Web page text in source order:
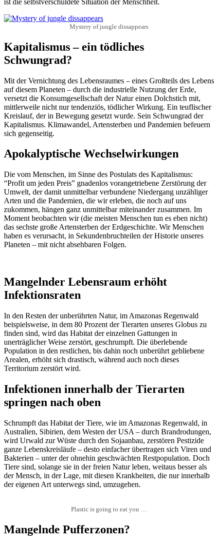
Mystery of jungle dissappears
Kapitalismus – ein tödliches
Schwungrad?
Mit der Vernichtung des Lebensraumes – eines Großteils des Lebens
auf diesem Planeten – durch die industrielle Nutzung der Erde,
versetzt die Konsumgesellschaft der Natur einen Dolchstich mit,
mittlerweile nicht nur tendenziös, tödlicher Wirkung. Ein teuflischer
Kreislauf, der in Bewegung gesetzt wurde. Sein Schwungrad der
Kapitalismus. Klimawandel, Artensterben und Pandemien befeuern
sich gegenseitig.
Apokalyptische Wechselwirkungen
Die vom Menschen, im Sinne des Postulats des Kapitalismus:
“Profit um jeden Preis” gnadenlos vorangetriebene Zerstörung der
Umwelt, der damit unmittelbar verbundene Niedergang unzähliger
Arten und die Pandemien, die wir erleben, die noch auf uns
zukommen, hängen ganz unmittelbar miteinander zusammen. Im
Moment beobachten wir (die meisten Menschen tun es eben nicht)
das sechste große Artensterben der Erdgeschichte. Wir Menschen
haben es verursacht, in Sekundenbruchteilen der Historie unseres
Planeten – mit nicht absehbaren Folgen.
Mangelnder Lebensraum erhöht
Infektionsraten
In den Resten der unberührten Natur, im Amazonas Regenwald
beispielsweise, in dem 80 Prozent der Tierarten unseres Globus zu
finden sind, wird das Habitat der einzelnen Gattungen in
unerträglicher Weise zerstört, geschrumpft. Die überlebende
Population in den restlichen, bis dahin noch unberührt gebliebene
Arealen, erhöht sich drastisch, während auch noch dieses
Territorium zerstört wird.
Infektionen innerhalb der Tierarten
springen nach oben
Schrumpft das Habitat der Tiere, wie im Amazonas Regenwald, in
Australien, Sibirien, dem Westen der USA – durch Brandrodungen,
wird Urwald zur Wüste durch den Sojaanbau, zerstören Pestizide
ganze Lebenskreisläufe – desto einfacher übertragen sich Viren und
Bakterien – unter der ohnehin geschwächten Restpopulation. Doch
Tiere sind, solange sie in der freien Natur leben, weitaus besser als
der Mensch, in der Lage, mit diesen Krankheiten, die nur innerhalb
der eigenen Art unterwegs sind, umzugehen.
Plastic is going to eat you …
Mangelnde Pufferzonen?